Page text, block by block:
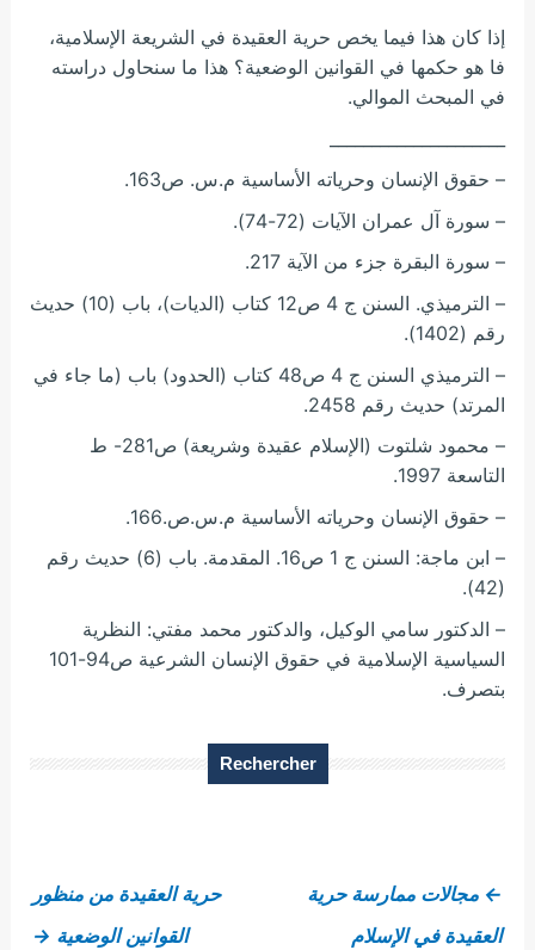
إذا كان هذا فيما يخص حرية العقيدة في الشريعة الإسلامية،
فا هو حكمها في القوانين الوضعية؟ هذا ما سنحاول دراسته
في المبحث الموالي.
– حقوق الإنسان وحرياته الأساسية م.س. ص163.
– سورة آل عمران الآيات (72-74).
– سورة البقرة جزء من الآية 217.
– الترميذي. السنن ج 4 ص12 كتاب (الديات)، باب (10) حديث
رقم (1402).
– الترميذي السنن ج 4 ص48 كتاب (الحدود) باب (ما جاء في
المرتد) حديث رقم 2458.
– محمود شلتوت (الإسلام عقيدة وشريعة) ص281- ط
التاسعة 1997.
– حقوق الإنسان وحرياته الأساسية م.س.ص.166.
– ابن ماجة: السنن ج 1 ص16. المقدمة. باب (6) حديث رقم
(42).
– الدكتور سامي الوكيل، والدكتور محمد مفتي: النظرية
السياسية الإسلامية في حقوق الإنسان الشرعية ص94-101
بتصرف.
Rechercher
← مجالات ممارسة حرية
العقيدة في الإسلام
حرية العقيدة من منظور
القوانين الوضعية →